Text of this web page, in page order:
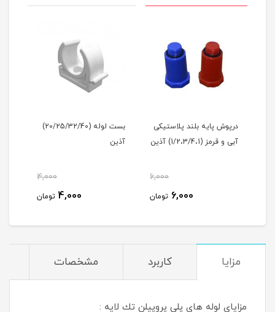
درپوش پایه بلند پلاستیکی
آبی و قرمز (1/2،3/4،1) آذین
6,000
6,000 تومان
بست لوله (20/25/32/40)
آذین
4,000
4,000 تومان
مزایا کاربرد مشخصات
مزاياي لوله هاي پلي پروپيلن تك لايه :